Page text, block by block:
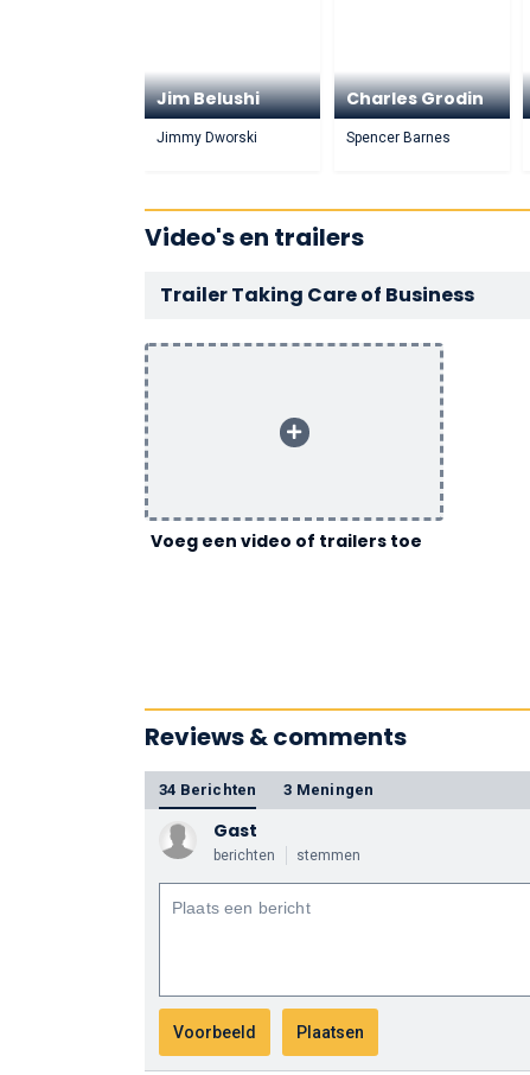
Jim Belushi
Jimmy Dworski
Charles Grodin
Spencer Barnes
Video's en trailers
Trailer Taking Care of Business
Voeg een video of trailers toe
Reviews & comments
34 Berichten 3 Meningen
Gast
berichten stemmen